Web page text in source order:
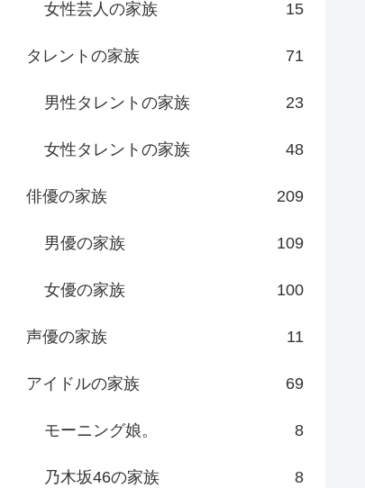
女性芸人の家族 15
タレントの家族 71
男性タレントの家族 23
女性タレントの家族 48
俳優の家族 209
男優の家族 109
女優の家族 100
声優の家族 11
アイドルの家族 69
モーニング娘。 8
乃木坂46の家族 8